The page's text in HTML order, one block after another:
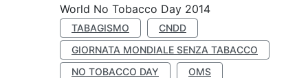
World No Tobacco Day 2014
TABAGISMO
CNDD
GIORNATA MONDIALE SENZA TABACCO
NO TOBACCO DAY
OMS